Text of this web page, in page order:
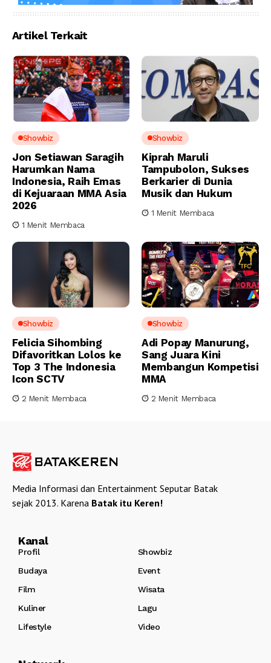
Artikel Terkait
Showbiz
Jon Setiawan Saragih
Harumkan Nama
Indonesia, Raih Emas
di Kejuaraan MMA Asia
2026
1 Menit Membaca
Showbiz
Kiprah Maruli
Tampubolon, Sukses
Berkarier di Dunia
Musik dan Hukum
1 Menit Membaca
Showbiz
Felicia Sihombing
Difavoritkan Lolos ke
Top 3 The Indonesia
Icon SCTV
2 Menit Membaca
Showbiz
Adi Popay Manurung,
Sang Juara Kini
Membangun Kompetisi
MMA
2 Menit Membaca
Media Informasi dan Entertainment Seputar Batak
sejak 2013. Karena Batak itu Keren!
Kanal
Profil
Showbiz
Budaya
Event
Film
Wisata
Kuliner
Lagu
Lifestyle
Video